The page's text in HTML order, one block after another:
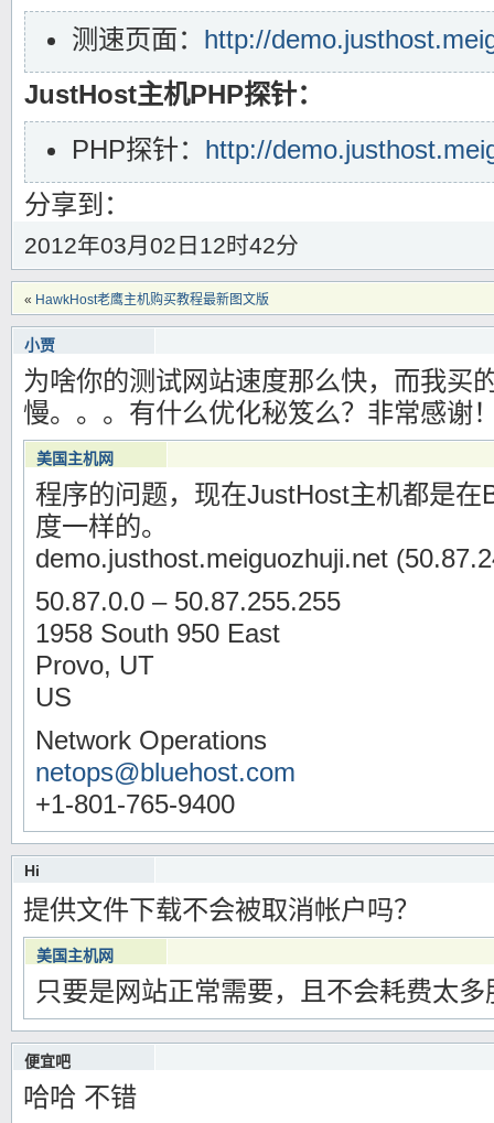
测速页面： http://
JustHost主机PHP探针：
PHP探针： http://
分享到：
2012年03月02日12时42分
« HawkHost老鹰主机购买教程最新图文版
小贾
2012年05月23日9时58分
Warning : Use of undefined constant 编辑 - assumed '编辑' (this will throw an
/www/wwwroot/meiguozhuji.com/wp-content/themes/blocks/functions.php
为啥你的测试网站速度那么快，而我买
慢。。。有什么优化秘笈么？非常感谢
美国主机网
2012年05月23日10时37分
Warning
: Use of undefined constant 编辑 - assumed '编辑' (this will throw
/www/wwwroot/meiguozhuji.com/wp-content/themes/blocks/functions.php
程序的问题，现在JustHost主机都是在
度一样的。
demo.justhost.meiguozhuji.net
50.87.0.0 – 50.87.255.255
1958 South 950 East
Provo, UT
US
Network Operations
netops@bluehost.com
+1-801-765-9400
Hi
2012年03月08日1时05分
Warning: Use of undefined constant 编辑 - assumed '编辑' (this will throw an
/www/wwwroot/meiguozhuji.com/wp-content/themes/blocks/functions.php
提供文件下载不会被取消帐户吗？
美国主机网
2012年03月08日9时24分
Warning : Use of undefined constant 编辑 - assumed '编辑' (this will throw
/www/wwwroot/meiguozhuji.com/wp-content/themes/blocks/functions.php
只要是网站正常需要，且不会耗费太
便宜吧
2012年03月04日15时50分
Warning
: Use of undefined constant 编辑 - assumed '编辑' (this will throw an
哈哈 不错